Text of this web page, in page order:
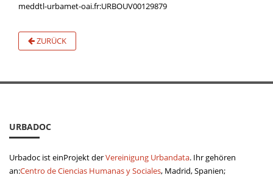
meddtl-urbamet-oai.fr:URBOUV00129879
ZURÜCK
URBADOC
Urbadoc ist einProjekt derVereinigung Urbandata. Ihr gehören
an:Centro de Ciencias Humanas y Sociales, Madrid, Spanien;